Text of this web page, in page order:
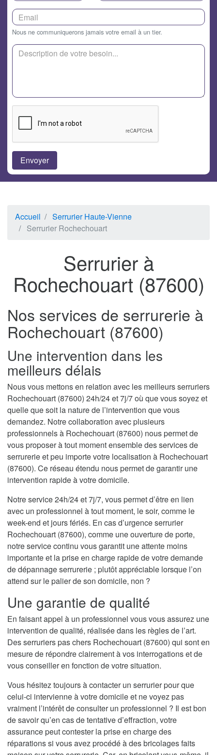
Nous ne communiquerons jamais votre email à un tier.
Accueil
Serrurier Haute-Vienne
Serrurier Rochechouart
Serrurier à
Rochechouart (87600)
Nos services de serrurerie à
Rochechouart (87600)
Une intervention dans les
meilleurs délais
Nous vous mettons en relation avec les meilleurs serruriers
Rochechouart (87600) 24h/24 et 7j/7 où que vous soyez et
quelle que soit la nature de l’intervention que vous
demandez. Notre collaboration avec plusieurs
professionnels à Rochechouart (87600) nous permet de
vous proposer à tout moment ensemble des services de
serrurerie et peu importe votre localisation à Rochechouart
(87600). Ce réseau étendu nous permet de garantir une
intervention rapide à votre domicile.
Notre service 24h/24 et 7j/7, vous permet d’être en lien
avec un professionnel à tout moment, le soir, comme le
week-end et jours fériés. En cas d’urgence serrurier
Rochechouart (87600), comme une ouverture de porte,
notre service continu vous garantit une attente moins
importante et la prise en charge rapide de votre demande
de dépannage serrurerie ; plutôt appréciable lorsque l’on
attend sur le palier de son domicile, non ?
Une garantie de qualité
En faisant appel à un professionnel vous vous assurez une
intervention de qualité, réalisée dans les règles de l’art.
Des serruriers pas chers Rochechouart (87600) qui sont en
mesure de répondre clairement à vos interrogations et de
vous conseiller en fonction de votre situation.
Vous hésitez toujours à contacter un serrurier pour que
celui-ci intervienne à votre domicile et ne voyez pas
vraiment l’intérêt de consulter un professionnel ? Il est bon
de savoir qu’en cas de tentative d’effraction, votre
assurance peut contester la prise en charge des
réparations si vous avez procédé à des bricolages faits